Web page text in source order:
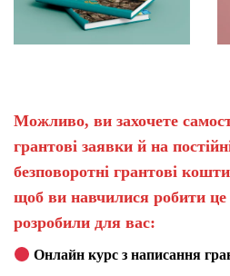
Можливо, ви захочете
грантові заявки й на
безповоротні грантові
щоб ви навчилися робити
розробили для вас:
Онлайн курс з написання